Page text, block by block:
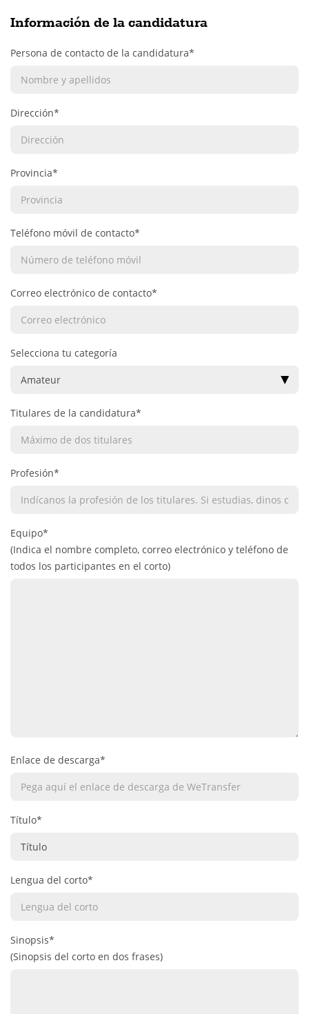
Información de la candidatura
Persona de contacto de la candidatura*
Dirección*
Provincia*
Teléfono móvil de contacto*
Correo electrónico de contacto*
Selecciona tu categoría
Titulares de la candidatura*
Profesión*
Equipo*
(Indica el nombre completo, correo electrónico y teléfono de
todos los participantes en el corto)
Enlace de descarga*
Título*
Lengua del corto*
Sinopsis*
(Sinopsis del corto en dos frases)